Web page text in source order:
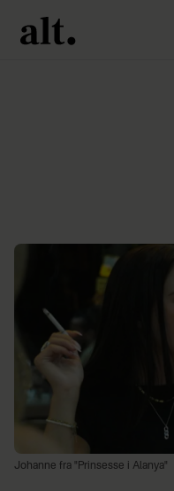
Johanne fra "Prinsesse i Alanya"